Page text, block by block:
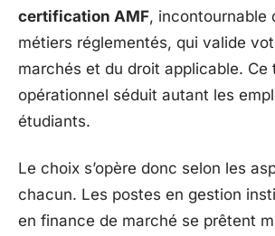
certification AMF, incontournable
métiers réglementés, qui valide
marchés et du droit applicable. Ce
opérationnel séduit autant les
étudiants.
Le choix s’opère donc selon les
chacun. Les postes en gestion
en finance de marché se prêtent